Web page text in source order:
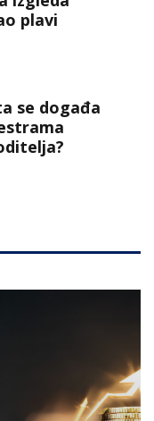
plavi
se događa